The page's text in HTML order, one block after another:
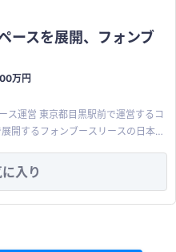
理システムの単価は2000〜3000
金1000万のほか経費等で3000万円
売却希望額としました。 事業継承
や後継者育成に尽力したいと思いま
ル管理生成AIナレッジ検索システム
管理システムを改良して生成AIの機
ースを展開、フォンブ
万円
ス運営 東京都目黒駅前で運営するコ
開するフォンブースリースの日本総
開。 1~4名用のモニターを用意して
入り